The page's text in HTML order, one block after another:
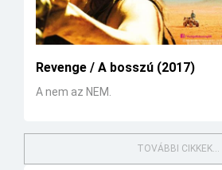
Revenge / A bosszú (2017)
A nem az NEM.
TOVÁBBI CIKKEK...